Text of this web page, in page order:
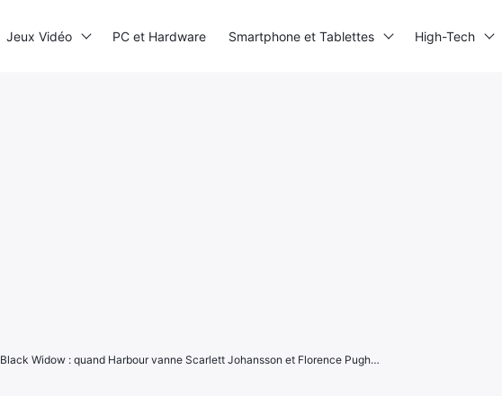
Black Widow : quand Harbour vanne Scarlett Johansson et Florence Pugh…
Jeux Vidéo PC et Hardware Smartphone et Tablettes High-Tech